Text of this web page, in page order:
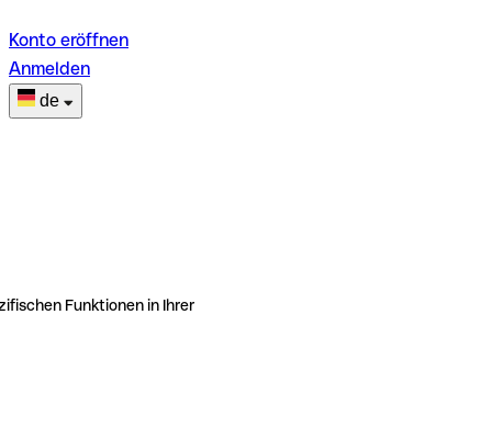
Konto eröffnen
Anmelden
de
Funktionen in Ihrer